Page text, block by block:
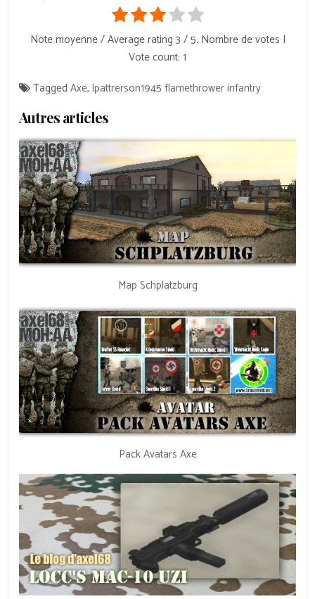
Note moyenne / Average rating 3 / 5. Nombre de votes |
Vote count: 1
TaggedAxe,lpattrerson1945 flamethrower infantry
Autres articles
Map Schplatzburg
Pack Avatars Axe